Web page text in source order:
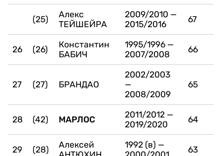
(25)
Алекс
ТЕЙШЕЙРА
2009/2010 —
2015/2016
67
26 (26)
Константин
БАБИЧ
1995/1996 —
2007/2008
66
27 (27) БРАНДАО
2002/2003
—
2008/2009
65
28 (42) МАРЛОС
2011/2012 —
2019/2020
64
29 (28)
Алексей
1992 (в) —
63